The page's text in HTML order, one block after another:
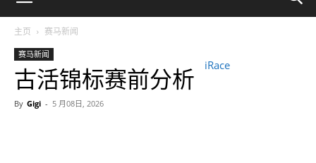
iRace
主页 赛马新闻
赛马新闻
古活锦标赛前分析
By Gigi - 5 月08日, 2026